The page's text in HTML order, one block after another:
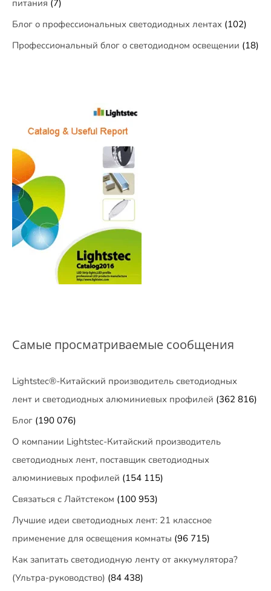
питания (7)
Блог о профессиональных светодиодных лентах (102)
Профессиональный блог о светодиодном освещении (18)
Самые просматриваемые сообщения
Lightstec®-Китайский производитель светодиодных
лент и светодиодных алюминиевых профилей (362 816)
Блог (190 076)
О компании Lightstec-Китайский производитель
светодиодных лент, поставщик светодиодных
алюминиевых профилей (154 115)
Связаться с Лайтстеком (100 953)
Лучшие идеи светодиодных лент: 21 классное
применение для освещения комнаты (96 715)
Как запитать светодиодную ленту от аккумулятора?
(Ультра-руководство) (84 438)